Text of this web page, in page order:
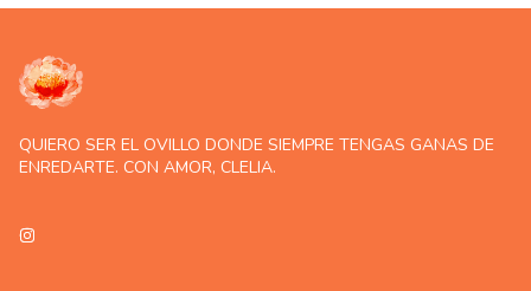
QUIERO SER EL OVILLO DONDE SIEMPRE TENGAS GANAS DE
ENREDARTE. CON AMOR, CLELIA.